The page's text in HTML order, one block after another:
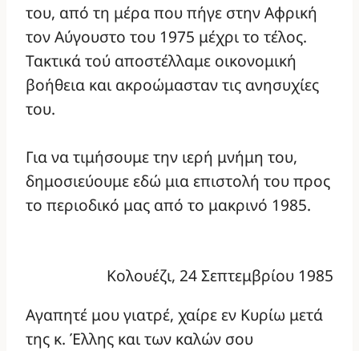
του, από τη μέρα που πήγε στην Αφρική
τον Αύγουστο του 1975 μέχρι το τέλος.
Τακτικά τού αποστέλλαμε οικονομική
βοήθεια και ακροώμασταν τις ανησυχίες
του.
Για να τιμήσουμε την ιερή μνήμη του,
δημοσιεύουμε εδώ μια επιστολή του προς
το περιοδικό μας από το μακρινό 1985.
Κολουέζι, 24 Σεπτεμβρίου 1985
Αγαπητέ μου γιατρέ, χαίρε εν Κυρίω μετά
της κ. Έλλης και των καλών σου